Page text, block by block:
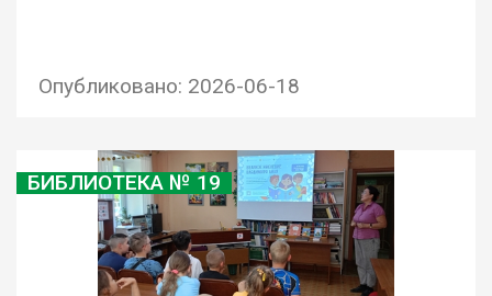
Опубликовано: 2026-06-18
БИБЛИОТЕКА № 19